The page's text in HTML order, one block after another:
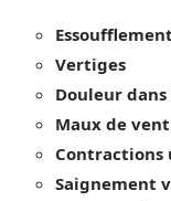
Vertiges
Douleur
Maux de
Contractions
Saignement